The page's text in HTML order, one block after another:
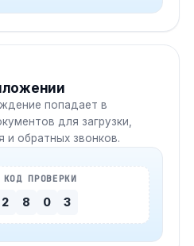
попадает в
для загрузки,
и обратных звонков.
КОД ПРОВЕРКИ
2 8 0 3